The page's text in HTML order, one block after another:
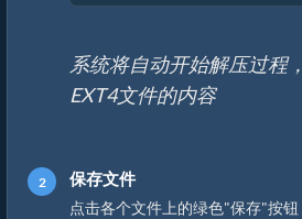
系统将自动开始解压过程
EXT4文件的内容
保存文件
点击各个文件上的绿色"保存"按